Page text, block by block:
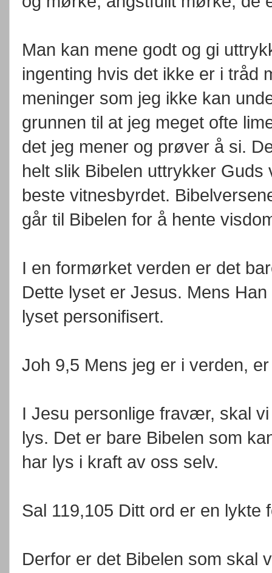
Man kan mene godt og gi
ingenting hvis det ikke er i tråd
meninger som jeg ikke kan
grunnen til at jeg meget ofte
det jeg mener og prøver å si.
helt slik Bibelen uttrykker
beste vitnesbyrdet.
går til Bibelen for å hente
I en formørket verden er det
Dette lyset er Jesus. Mens
lyset personifisert.
Joh 9,5 Mens jeg er i verden,
I Jesu personlige fravær, skal
lys. Det er bare Bibelen som
har lys i kraft av oss selv.
Sal 119,105 Ditt ord er en lykte
Derfor er det Bibelen som skal